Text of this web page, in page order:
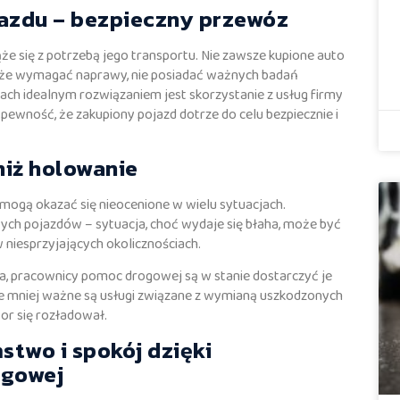
– bezpieczny przewóz
się z potrzebą jego transportu. Nie zawsze kupione auto
wymagać naprawy, nie posiadać ważnych badań
idealnym rozwiązaniem jest skorzystanie z usług firmy
że zakupiony pojazd dotrze do celu bezpiecznie i
holowanie
okazać się nieocenione w wielu sytuacjach.
pojazdów – sytuacja, choć wydaje się błaha, może być
okolicznościach.
pracownicy pomoc drogowej są w stanie dostarczyć je
ważne są usługi związane z wymianą uszkodzonych
się rozładował.
i spokój dzięki